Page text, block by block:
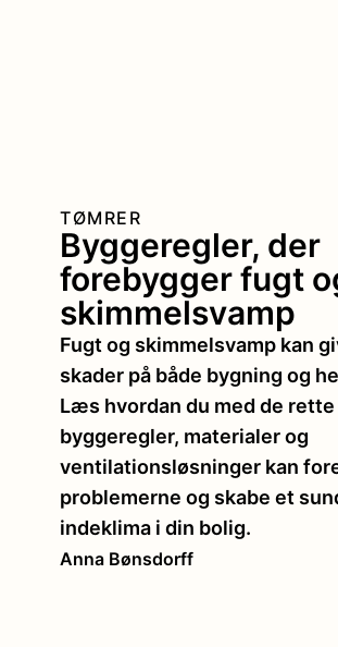
Byggeregler, der
forebygger fugt
skimmelsvamp
TØMRER
Fugt og skimmelsvamp kan
skader på både bygning og
Læs hvordan du med de rette
byggeregler, materialer og
ventilationsløsninger kan
problemerne og skabe et
indeklima i din bolig.
Anna Bønsdorff